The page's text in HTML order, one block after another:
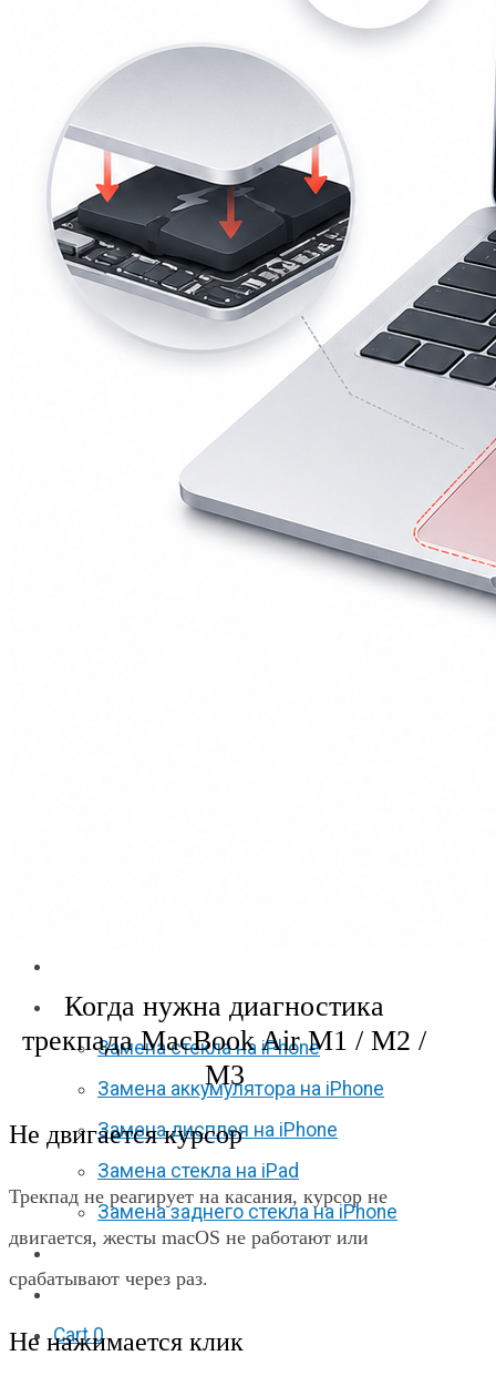
Ремонт Macbook
Macbook 12 (А1534)
MacBook Air
(A1369/A1370/A1465/A1466)
MacBook Air (A1932)
Macbook Pro 2009-2012
(A1297/A1278/A1286)
MacBook Pro (А2141/А2159/
А2251/A2289/A2338)
Macbook Pro Retina
(А1425/A1502/A1398)
Macbook Pro Retina
(А1706/A1707/A1708)
Акции
Замена стекла на iPhone
Замена аккумулятора на iPhone
Замена дисплея на iPhone
Замена стекла на iPad
Замена заднего стекла на iPhone
Вакансии
Cart 0
Когда нужна диагностика
трекпада MacBook Air M1 / M2 /
M3
Не двигается курсор
Трекпад не реагирует на касания, курсор не
двигается, жесты macOS не работают или
срабатывают через раз.
Не нажимается клик